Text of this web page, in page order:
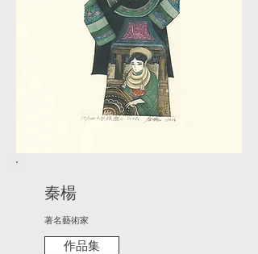
秦楊
著名藝術家
作品集